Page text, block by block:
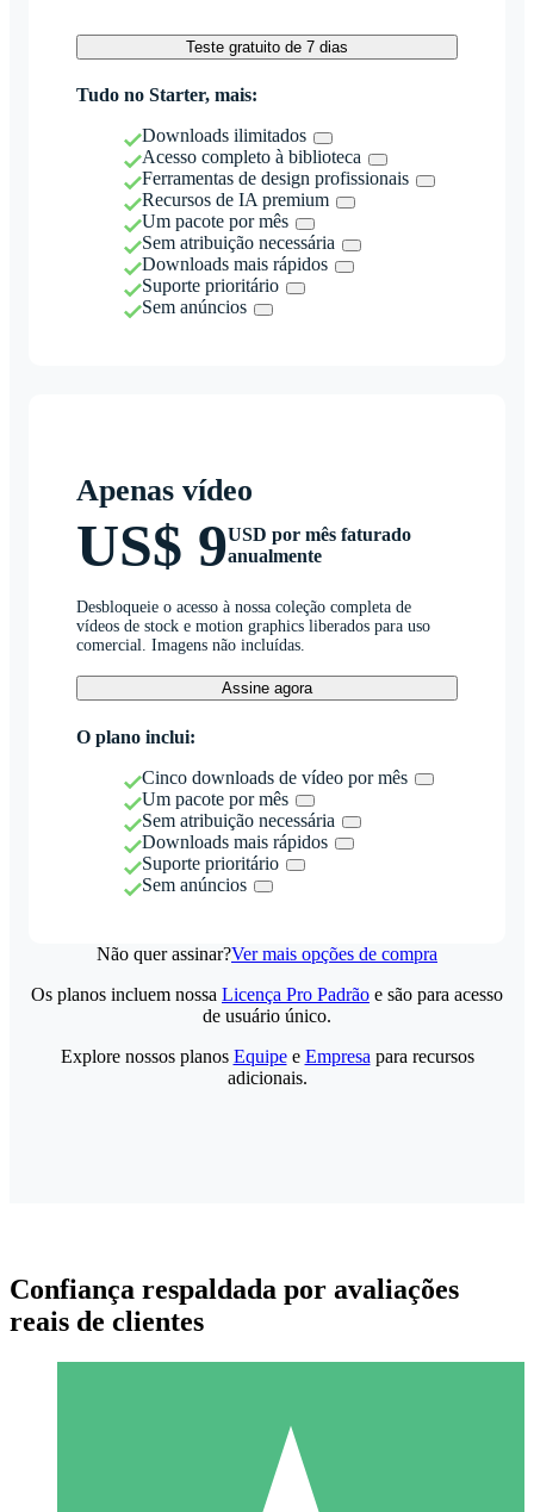
Teste gratuito de 7 dias
Tudo no Starter, mais:
Downloads ilimitados
Acesso completo à biblioteca
Ferramentas de design profissionais
Recursos de IA premium
Um pacote por mês
Sem atribuição necessária
Downloads mais rápidos
Suporte prioritário
Sem anúncios
Apenas vídeo
US$ 9USD por mês faturado
anualmente
Desbloqueie o acesso à nossa coleção completa de
vídeos de stock e motion graphics liberados para uso
comercial. Imagens não incluídas.
Assine agora
O plano inclui:
Cinco downloads de vídeo por mês
Um pacote por mês
Sem atribuição necessária
Downloads mais rápidos
Suporte prioritário
Sem anúncios
Não quer assinar?Ver mais opções de compra
Pacotes de Créditos Individuais
Os planos incluem nossa Licença Pro Padrão e são para acesso
de usuário único.
Explore nossos planos Equipee Empresa para recursos
adicionais.
Confiança respaldada por avaliações
reais de clientes